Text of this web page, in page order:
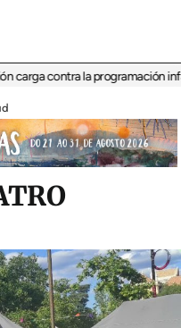
contra la programación infantil